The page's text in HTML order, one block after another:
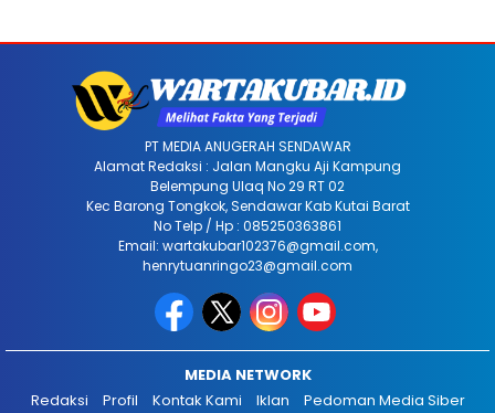
PT MEDIA ANUGERAH SENDAWAR
Alamat Redaksi : Jalan Mangku Aji Kampung
Belempung Ulaq No 29 RT 02
Kec Barong Tongkok, Sendawar Kab Kutai Barat
No Telp / Hp : 085250363861
Email: wartakubar102376@gmail.com,
henrytuanringo23@gmail.com
MEDIA NETWORK
Redaksi
Profil Kontak Kami Iklan Pedoman Media Siber